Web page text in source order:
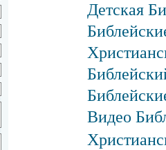
Детская
Видео